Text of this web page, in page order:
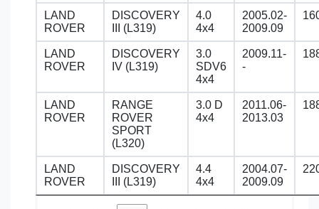
LAND
ROVER
DISCOVERY
III (L319)
4.0
4x4
2005.02-
2009.09
LAND
ROVER
DISCOVERY
IV (L319)
3.0
SDV6
4x4
2009.11-
-
LAND
ROVER
RANGE
ROVER
SPORT
(L320)
3.0 D
4x4
2011.06-
2013.03
LAND
ROVER
DISCOVERY
III (L319)
4.4
4x4
2004.07-
2009.09